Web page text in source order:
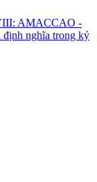
AMACCAO -
định nghĩa trong kỷ